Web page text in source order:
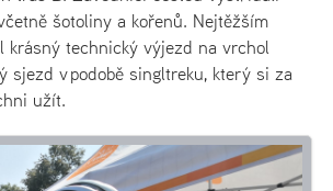
šotoliny a kořenů. Nejtěžším
krásný technický výjezd na vrchol
sjezd v podobě singltreku, který si za
užít.